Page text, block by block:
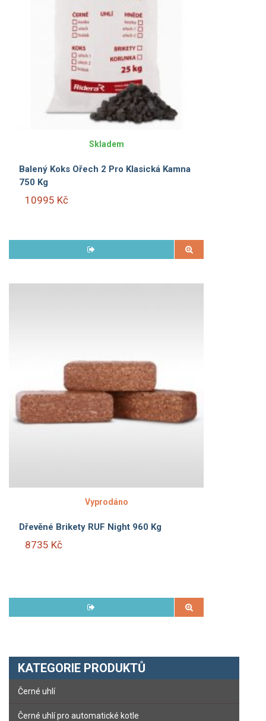
Skladem
Balený Koks Ořech 2 Pro Klasická Kamna
750 Kg
10995 Kč
Vyprodáno
Dřevěné Brikety RUF Night 960 Kg
8735 Kč
KATEGORIE PRODUKTŮ
Černé uhlí
Černé uhlí pro automatické kotle